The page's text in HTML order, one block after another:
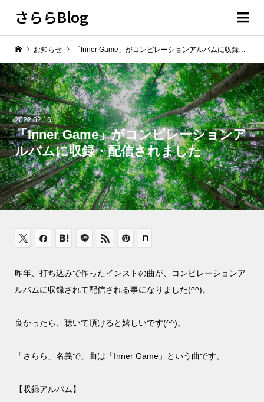
さららBlog
2022.02.16
「Inner Game」がコンピレーションア
ルバムに収録・配信されました
お知らせ 「Inner Game」がコンピレーションアルバムに収録・配信されました
昨年、打ち込みで作ったインストの曲が、コンピレーションア
ルバムに収録されて配信される事になりました(^^)。
良かったら、聴いて頂けると嬉しいです(^^)。
「さらら」名義で、曲は「Inner Game」という曲です。
【収録アルバム】